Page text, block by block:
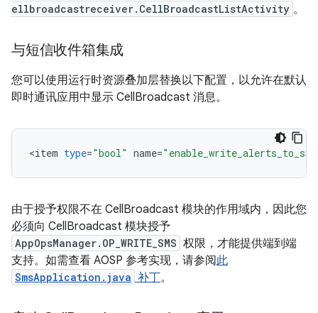
ellbroadcastreceiver.CellBroadcastListActivity 。
与短信收件箱集成
您可以使用运行时资源叠加层替换以下配置，以允许在默认
即时通讯应用中显示 CellBroadcast 消息。
<item type="bool" name=
由于授予权限不在 CellBroadcast 模块的作用域内，因此您
必须向 CellBroadcast 模块授予
AppOpsManager.OP_WRITE_SMS 权限，才能提供端到端
支持。如需查看 AOSP 参考实现，请参阅此
SmsApplication.java 补丁。